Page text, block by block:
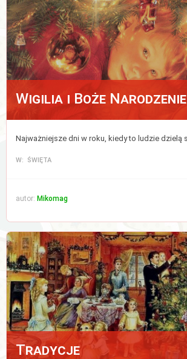
Aktywne
tematy
WIĘCEJ…
Wyszukiwanie
Wigilia i Boże Narodzenie
W: ŚWIĘTA
autor: Mikomag
Tradycje